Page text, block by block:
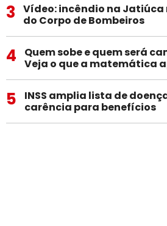
3
Vídeo: incêndio na
do Corpo de Bombeiros
4
Quem sobe e quem será
Veja o que a matemática
5
INSS amplia lista de
carência para benefícios